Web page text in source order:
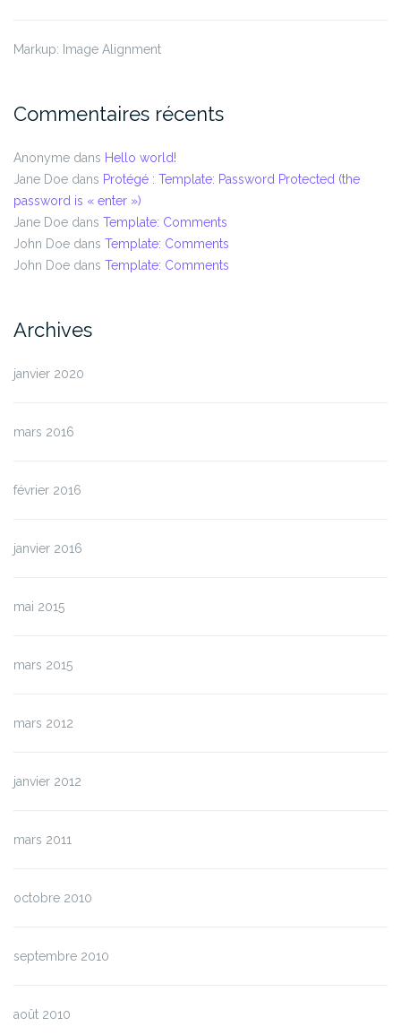
Markup: Image Alignment
Commentaires récents
Anonyme dans Hello world!
Jane Doe dans Protégé : Template: Password Protected (the
password is « enter »)
Jane Doe dans Template: Comments
John Doe dans Template: Comments
John Doe dans Template: Comments
Archives
janvier 2020
mars 2016
février 2016
janvier 2016
mai 2015
mars 2015
mars 2012
janvier 2012
mars 2011
octobre 2010
septembre 2010
août 2010